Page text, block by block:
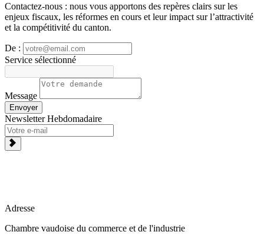
Contactez‑nous : nous vous apportons des repères clairs sur les
enjeux fiscaux, les réformes en cours et leur impact sur l’attractivité
et la compétitivité du canton.
De :
Service sélectionné
Message
Envoyer
Newsletter Hebdomadaire
Adresse
Chambre vaudoise du commerce et de l'industrie